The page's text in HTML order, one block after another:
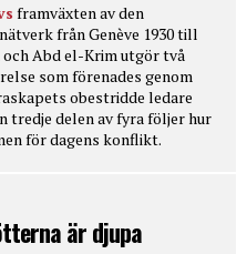
framväxten av den
från Genève 1930 till
och Abd el-Krim utgör två
som förenades genom
obestridde ledare
tredje delen av fyra följer hur
för dagens konflikt.
är djupa